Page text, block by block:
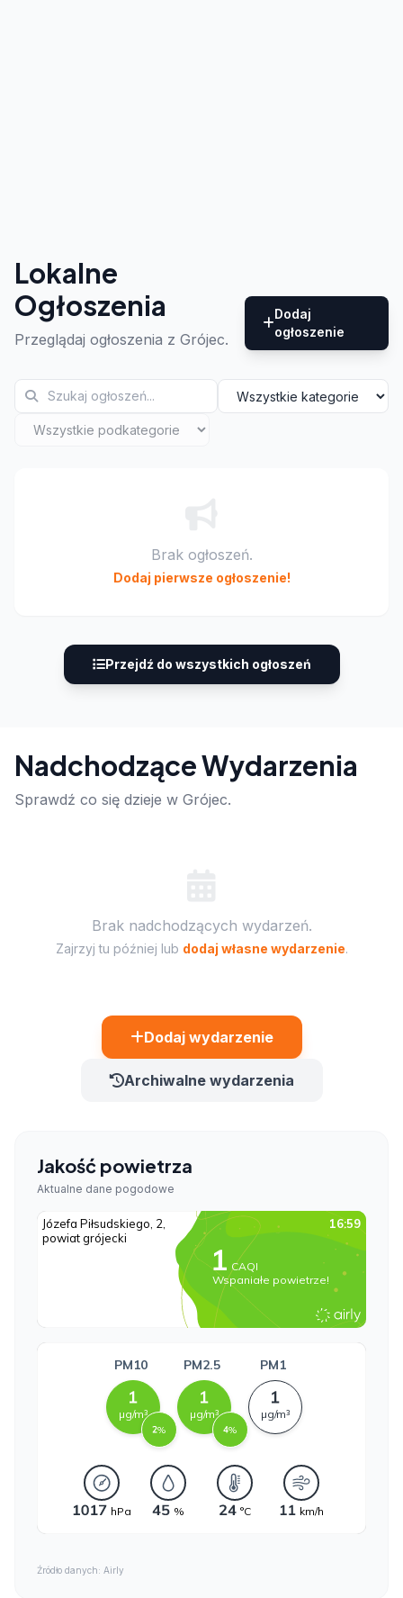
Lokalne
Ogłoszenia
Przeglądaj ogłoszenia z Grójec.
Dodaj
ogłoszenie
Brak ogłoszeń.
Dodaj pierwsze ogłoszenie!
Przejdź do wszystkich ogłoszeń
Nadchodzące Wydarzenia
Sprawdź co się dzieje w Grójec.
Brak nadchodzących wydarzeń.
Zajrzyj tu później lub dodaj własne wydarzenie.
Dodaj wydarzenie
Archiwalne wydarzenia
Jakość powietrza
Aktualne dane pogodowe
Źródło danych: Airly